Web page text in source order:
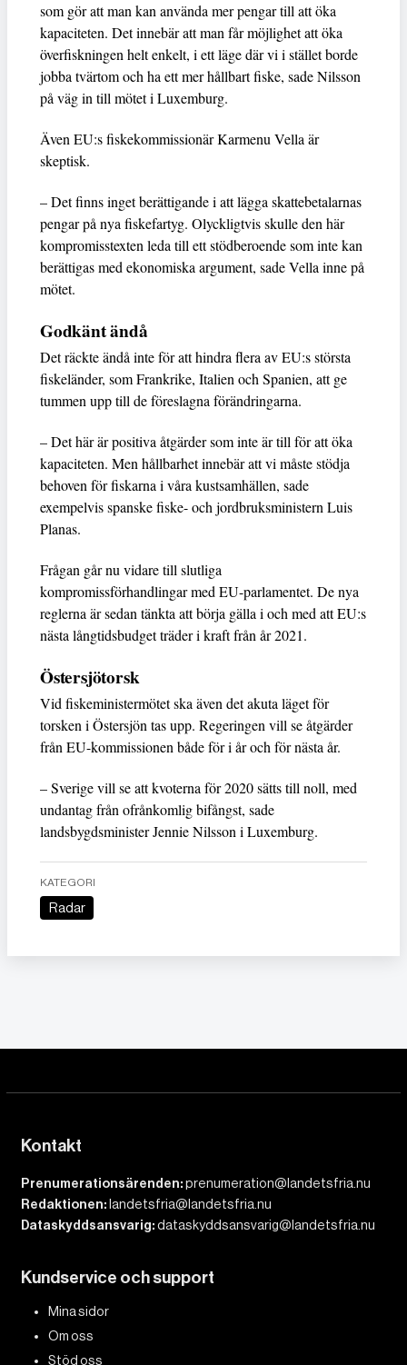
som gör att man kan använda mer pengar till att öka
kapaciteten. Det innebär att man får möjlighet att öka
överfiskningen helt enkelt, i ett läge där vi i stället borde
jobba tvärtom och ha ett mer hållbart fiske, sade Nilsson
på väg in till mötet i Luxemburg.
Även EU:s fiskekommissionär Karmenu Vella är
skeptisk.
– Det finns inget berättigande i att lägga skattebetalarnas
pengar på nya fiskefartyg. Olyckligtvis skulle den här
kompromisstexten leda till ett stödberoende som inte kan
berättigas med ekonomiska argument, sade Vella inne på
mötet.
Godkänt ändå
Det räckte ändå inte för att hindra flera av EU:s största
fiskeländer, som Frankrike, Italien och Spanien, att ge
tummen upp till de föreslagna förändringarna.
– Det här är positiva åtgärder som inte är till för att öka
kapaciteten. Men hållbarhet innebär att vi måste stödja
behoven för fiskarna i våra kustsamhällen, sade
exempelvis spanske fiske- och jordbruksministern Luis
Planas.
Frågan går nu vidare till slutliga
kompromissförhandlingar med EU-parlamentet. De nya
reglerna är sedan tänkta att börja gälla i och med att EU:s
nästa långtidsbudget träder i kraft från år 2021.
Östersjötorsk
Vid fiskeministermötet ska även det akuta läget för
torsken i Östersjön tas upp. Regeringen vill se åtgärder
från EU-kommissionen både för i år och för nästa år.
– Sverige vill se att kvoterna för 2020 sätts till noll, med
undantag från ofrånkomlig bifångst, sade
landsbygdsminister Jennie Nilsson i Luxemburg.
KATEGORI
Radar
Kontakt
Prenumerationsärenden:prenumeration@landetsfria.nu
Redaktionen: landetsfria@landetsfria.nu
Dataskyddsansvarig:dataskyddsansvarig@landetsfria.nu
Kundservice och support
Mina sidor
Om oss
Stöd oss